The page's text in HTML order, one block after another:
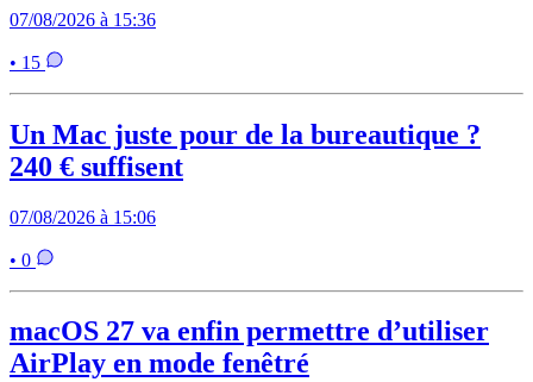
07/08/2026 à 15:36
• 15
Un Mac juste pour de la bureautique ?
240 € suffisent
07/08/2026 à 15:06
• 0
macOS 27 va enfin permettre d’utiliser
AirPlay en mode fenêtré